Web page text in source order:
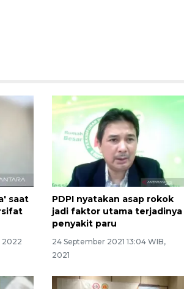
saat
2022
PDPI nyatakan asap rokok
jadi faktor utama terjadinya
penyakit paru
24 September 2021 13:04 WIB,
2021